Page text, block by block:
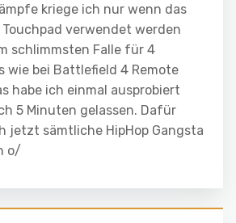
kriege ich nur wenn das
verwendet werden
schlimmsten Falle für 4
wie bei Battlefield 4 Remote
habe ich einmal ausprobiert
5 Minuten gelassen. Dafür
jetzt sämtliche HipHop Gangsta
o/